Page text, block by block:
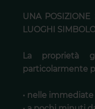
UNA POSIZIONE
LUOGHI
La proprietà
particolarmente
• nelle